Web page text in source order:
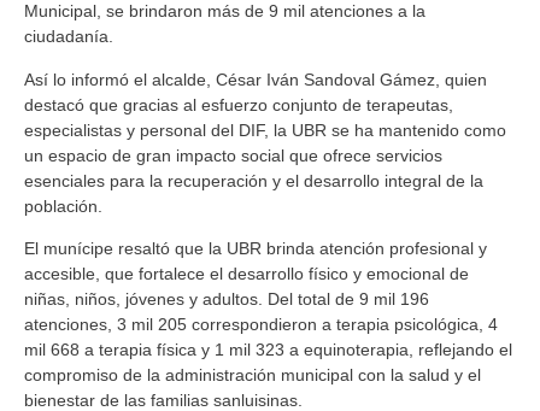
Municipal, se brindaron más de 9 mil atenciones a la
ciudadanía.
Así lo informó el alcalde, César Iván Sandoval Gámez, quien
destacó que gracias al esfuerzo conjunto de terapeutas,
especialistas y personal del DIF, la UBR se ha mantenido como
un espacio de gran impacto social que ofrece servicios
esenciales para la recuperación y el desarrollo integral de la
población.
El munícipe resaltó que la UBR brinda atención profesional y
accesible, que fortalece el desarrollo físico y emocional de
niñas, niños, jóvenes y adultos. Del total de 9 mil 196
atenciones, 3 mil 205 correspondieron a terapia psicológica, 4
mil 668 a terapia física y 1 mil 323 a equinoterapia, reflejando el
compromiso de la administración municipal con la salud y el
bienestar de las familias sanluisinas.